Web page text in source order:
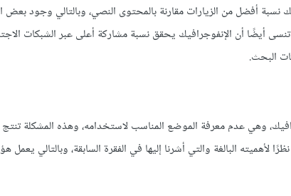
أفضل من الزيارات مقارنة بالمحتوى النصي، وبالتالي وجود بعض
أيضًا أن الإنفوجرافيك يحقق نسبة مشاركة أعلى عبر الشبكات
البحث.
وهي عدم معرفة الموضع المناسب لاستخدامه، وهذه المشكلة
البالغة والتي أشرنا إليها في الفقرة السابقة، وبالتالي يعمل